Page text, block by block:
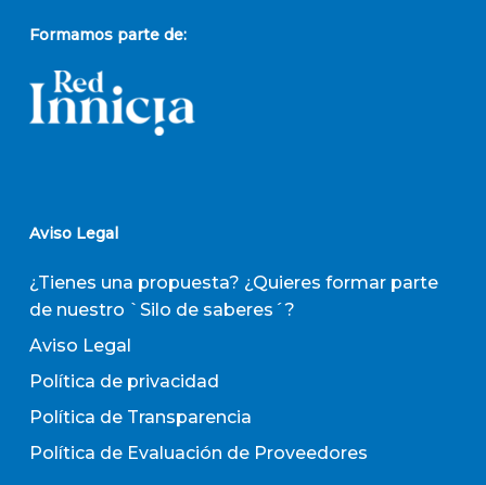
Formamos parte de:
Aviso Legal
¿Tienes una propuesta? ¿Quieres formar parte
de nuestro `Silo de saberes´?
Aviso Legal
Política de privacidad
Política de Transparencia
Política de Evaluación de Proveedores